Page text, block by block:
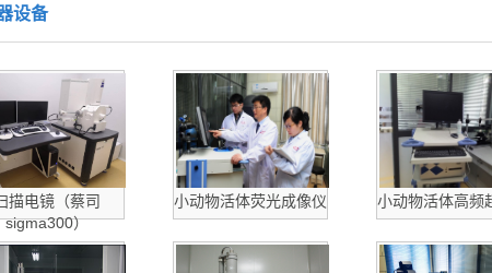
设备
描电镜（蔡司
sigma300）
小动物活体荧光成像仪 小动物活体高频